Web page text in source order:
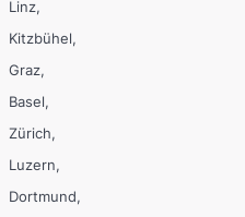
Linz
Kitzbühel
Graz
Basel
Zürich
Luzern
Dortmund